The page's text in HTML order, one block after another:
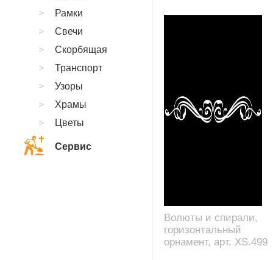
Волюты и спирали,
горизонтальный
орнамент, арт. XS.499
Рамки
Свечи
Скорбящая
Транспорт
Узоры
Храмы
Цветы
Сервис